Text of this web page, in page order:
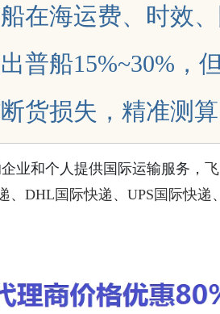
在海运费、时效
普船15%~30%，
货损失，精准测
业和个人提供国际运输服务，
、 DHL国际快递 、 UPS国际快递